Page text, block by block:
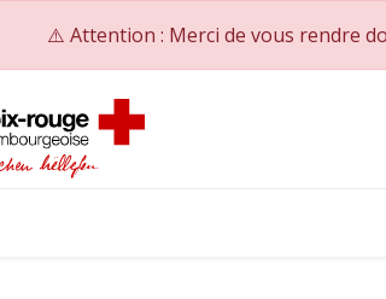
⚠️ Attention : Merci de vous rendre